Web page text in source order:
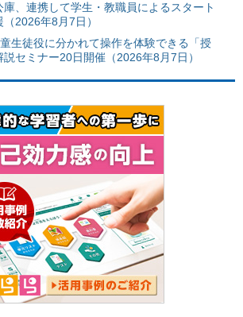
、連携して学生・教職員によるスタート
2026年8月7日）
生徒役に分かれて操作を体験できる「授
セミナー20日開催（2026年8月7日）